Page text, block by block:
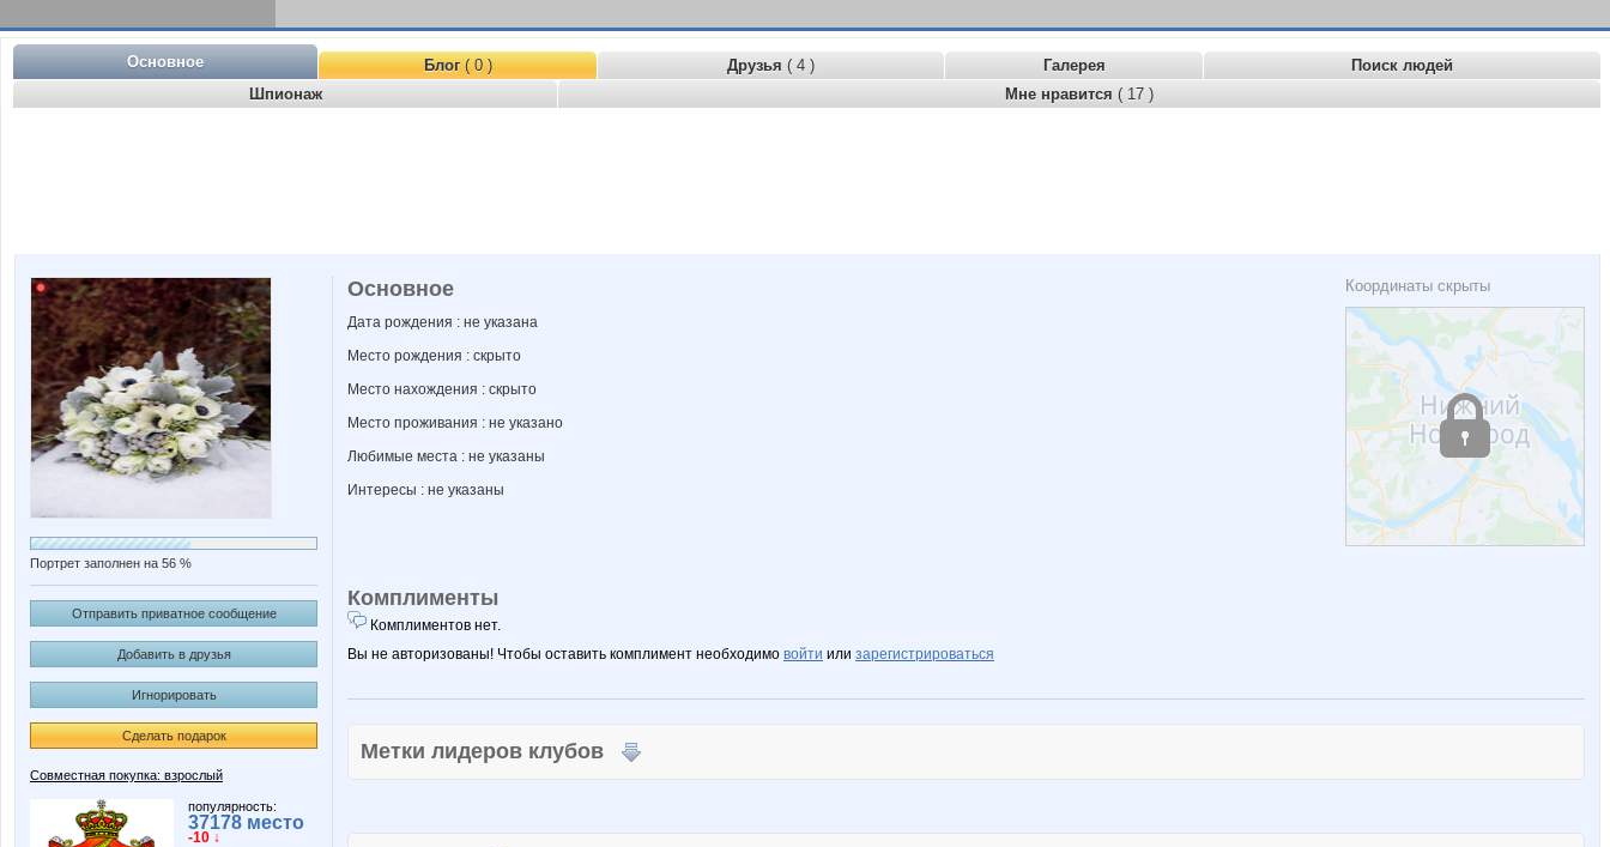
Основное Блог( 0 ) Друзья ( 4 ) Галерея
Поиск людей
Шпионаж
Мне нравится ( 17 )
Портрет заполнен на 56 %
Отправить приватное сообщение
Добавить в друзья
Игнорировать
Сделать подарок
Совместная покупка: взрослый
популярность:
37178 место
-10 ↓
Координаты скрыты
Основное
Дата рождения : не указана
Место рождения : скрыто
Место нахождения : скрыто
Место проживания : не указано
Любимые места : не указаны
Интересы : не указаны
Комплименты
Комплиментов нет.
Вы не авторизованы! Чтобы оставить комплимент необходимо войти или зарегистрироваться
Метки лидеров клубов